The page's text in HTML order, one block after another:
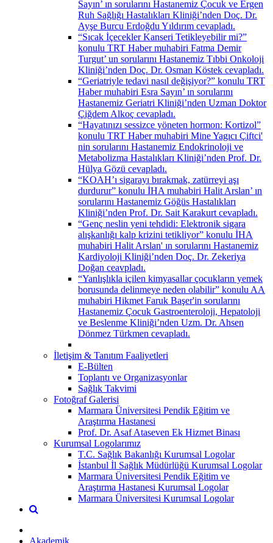
Sayın’ ın sorularını Hastanemiz Çocuk ve Ergen
Ruh Sağlığı Hastalıkları Kliniği’nden Doç. Dr.
Ayşe Burcu Erdoğdu Yıldırım cevapladı.
“Sıcak İçecekler Kanseri Tetikleyebilir mi?”
konulu TRT Haber muhabiri Fatma Demir
Turgut’ un sorularını Hastanemiz Tıbbi Onkoloji
Kliniği’nden Doç. Dr. Osman Köstek cevapladı.
“Geriatriyle tedavi nasıl değişiyor?” konulu TRT
Haber muhabiri Esra Sayın’ ın sorularını
Hastanemiz Geriatri Kliniği’nden Uzman Doktor
Çiğdem Alkoç cevapladı.
“Hayatınızı sessizce yöneten hormon: Kortizol”
konulu TRT Haber muhabiri Mine Yagıcı Çiftci'
nin sorularını Hastanemiz Endokrinoloji ve
Metabolizma Hastalıkları Kliniği’nden Prof. Dr.
Hülya Gözü cevapladı.
“KOAH’ı sigarayı bırakmak, zatürreyi aşı
durdurur” konulu İHA muhabiri Halit Arslan’ ın
sorularını Hastanemiz Göğüs Hastalıkları
Kliniği’nden Prof. Dr. Sait Karakurt cevapladı.
“Genç neslin yeni tehdidi: Elektronik sigara
alışkanlığı kalp krizini tetikliyor” konulu İHA
muhabiri Halit Arslan' ın sorularını Hastanemiz
Kardiyoloji Kliniği’nden Doç. Dr. Zekeriya
Doğan ceavpladı.
“Yanlışlıkla içilen kimyasallar çocukların yemek
borusunda delinmeye neden olabilir” konulu AA
muhabiri Hikmet Faruk Başer'in sorularını
Hastanemiz Çocuk Gastroenteroloji, Hepatoloji
ve Beslenme Kliniği’nden Uzm. Dr. Ahsen
Dönmez Türkmen cevapladı.
İletişim & Tanıtım Faaliyetleri
E-Bülten
Toplantı ve Organizasyonlar
Sağlık Takvimi
Fotoğraf Galerisi
Marmara Üniversitesi Pendik Eğitim ve
Araştırma Hastanesi
Prof. Dr. Asaf Ataseven Ek Hizmet Binası
Kurumsal Logolarımız
T.C. Sağlık Bakanlığı Kurumsal Logolar
İstanbul İl Sağlık Müdürlüğü Kurumsal Logolar
Marmara Üniversitesi Pendik Eğitim ve
Araştırma Hastanesi Kurumsal Logolar
Marmara Üniversitesi Kurumsal Logolar
Akademik